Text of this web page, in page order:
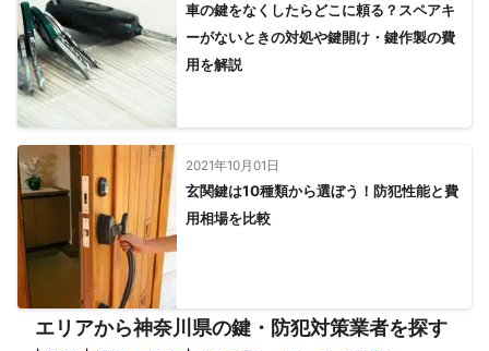
車の鍵をなくしたらどこに頼る？スペアキ
ーがないときの対処や鍵開け・鍵作製の費
用を解説
2021年10月01日
玄関鍵は10種類から選ぼう！防犯性能と費
用相場を比較
エリアから神奈川県の鍵・防犯対策業者を探す